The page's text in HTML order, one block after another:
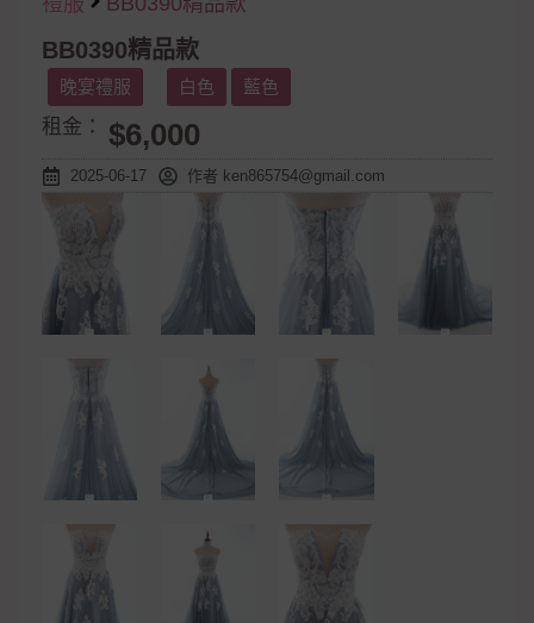
BB0390精品款
晚宴禮服 白色 藍色
租金： $6,000
2025-06-17 作者 ken865754@gmail.com